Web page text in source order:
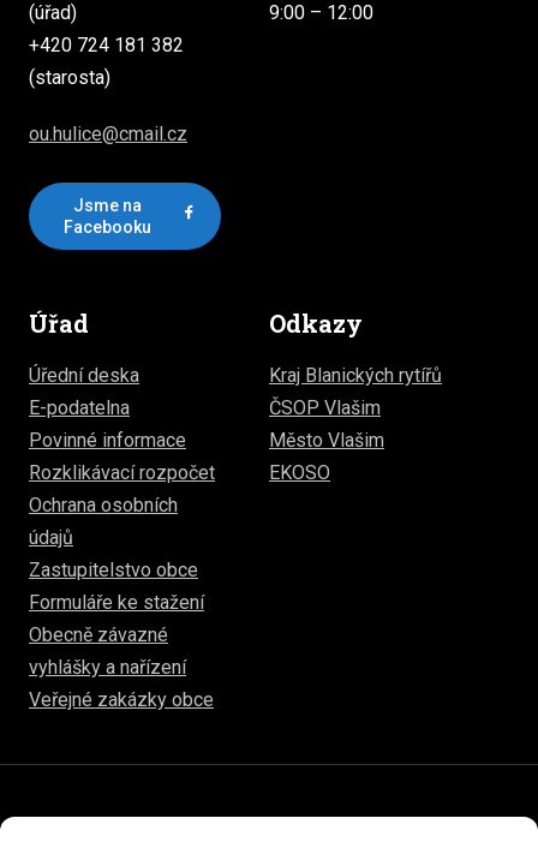
(úřad)
+420 724 181 382
(starosta)
ou.hulice@cmail.cz
Jsme na
Facebooku
9:00 – 12:00
Úřad
Úřední deska
E-podatelna
Povinné informace
Rozklikávací rozpočet
Ochrana osobních
údajů
Zastupitelstvo obce
Formuláře ke stažení
Obecně závazné
vyhlášky a nařízení
Veřejné zakázky obce
Odkazy
Kraj Blanických rytířů
ČSOP Vlašim
Město Vlašim
EKOSO